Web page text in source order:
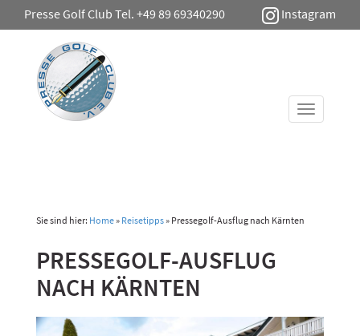
Presse Golf Club Tel. +49 89 69340290 Instagram
Toggle
Sie sind hier: Home» Reisetipps» Pressegolf-Ausflug nach Kärnten
PRESSEGOLF-AUSFLUG
NACH KÄRNTEN